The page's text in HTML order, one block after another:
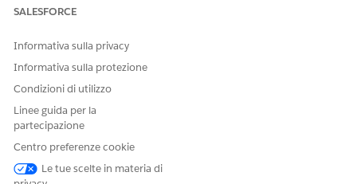
Insights displays intelligent recommendations from the
within ARC. With ERI, you can uncover hidden
relationships, create records for valid recommendations,
SALESFORCE
Informativa sulla privacy
Informativa sulla protezione
Condizioni di utilizzo
Linee guida per la
partecipazione
Centro preferenze cookie
Le tue scelte in materia di